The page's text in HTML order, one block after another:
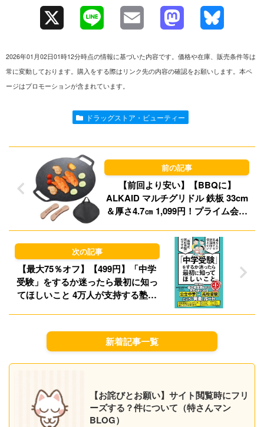
e
l o
o
n
y
2026年01月02日01時12分時点の情報に基づいた内容です。価格や在庫、販売条件等は
常に変動しております。購入をする際はリンク先の内容の確認をお願いします。本ペ
ージはプロモーションが含まれています。
ドラッグストア・ビューティー
【前回より安い】【BBQに】
ALKAID マルチグリドル 鉄板 33cm
＆厚さ4.7㎝ 1,099円！プライム会員
【最大75％オフ】【499円】「中学
受験」をするか迷ったら最初に知っ
てほしいこと 4万人が支持する塾講
24時間やせる身体をつくる ベストセ
ルフダイエット 499円など！【本日
新着記事一覧
【お詫びとお願い】サイト閲覧時にフリ
ーズする？件について（特さんマン
BLOG）